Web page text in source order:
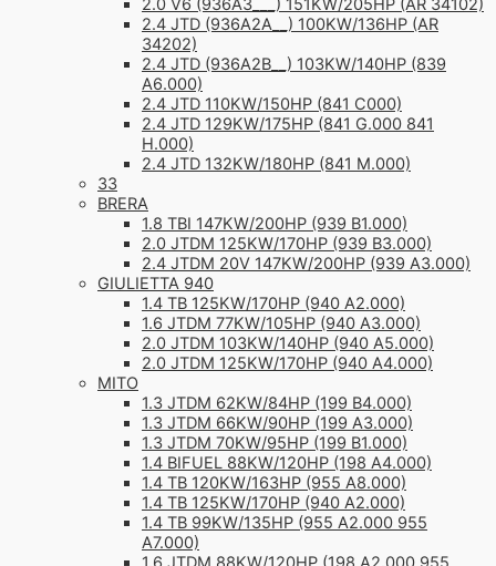
2.0 V6 (936A3___) 151KW/205HP (AR 34102)
2.4 JTD (936A2A__) 100KW/136HP (AR
34202)
2.4 JTD (936A2B__) 103KW/140HP (839
A6.000)
2.4 JTD 110KW/150HP (841 C000)
2.4 JTD 129KW/175HP (841 G.000 841
H.000)
2.4 JTD 132KW/180HP (841 M.000)
33
BRERA
1.8 TBI 147KW/200HP (939 B1.000)
2.0 JTDM 125KW/170HP (939 B3.000)
2.4 JTDM 20V 147KW/200HP (939 A3.000)
GIULIETTA 940
1.4 TB 125KW/170HP (940 A2.000)
1.6 JTDM 77KW/105HP (940 A3.000)
2.0 JTDM 103KW/140HP (940 A5.000)
2.0 JTDM 125KW/170HP (940 A4.000)
MITO
1.3 JTDM 62KW/84HP (199 B4.000)
1.3 JTDM 66KW/90HP (199 A3.000)
1.3 JTDM 70KW/95HP (199 B1.000)
1.4 BIFUEL 88KW/120HP (198 A4.000)
1.4 TB 120KW/163HP (955 A8.000)
1.4 TB 125KW/170HP (940 A2.000)
1.4 TB 99KW/135HP (955 A2.000 955
A7.000)